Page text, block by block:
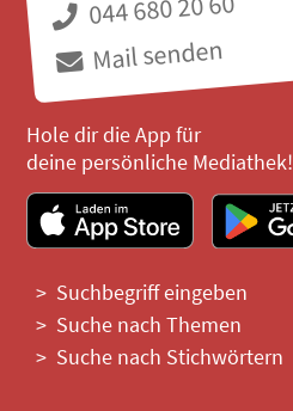
Mail senden
Hole dir die App für
deine persönliche Mediathek!
Suchbegriff eingeben
Suche nach Themen
Suche nach Stichwörtern